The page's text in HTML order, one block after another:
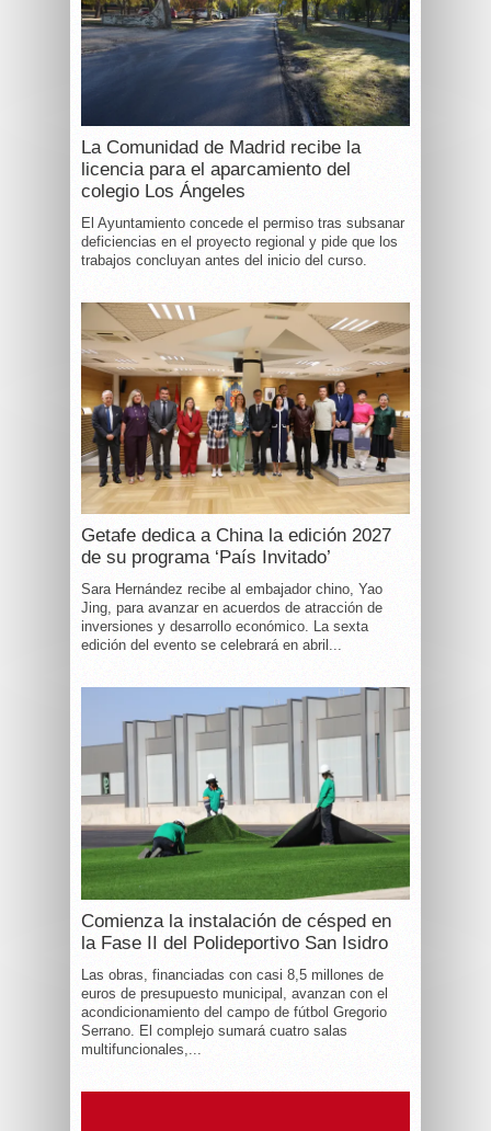
La Comunidad de Madrid recibe la
licencia para el aparcamiento del
colegio Los Ángeles
El Ayuntamiento concede el permiso tras subsanar
deficiencias en el proyecto regional y pide que los
trabajos concluyan antes del inicio del curso.
Getafe dedica a China la edición 2027
de su programa ‘País Invitado’
Sara Hernández recibe al embajador chino, Yao
Jing, para avanzar en acuerdos de atracción de
inversiones y desarrollo económico. La sexta
edición del evento se celebrará en abril...
Comienza la instalación de césped en
la Fase II del Polideportivo San Isidro
Las obras, financiadas con casi 8,5 millones de
euros de presupuesto municipal, avanzan con el
acondicionamiento del campo de fútbol Gregorio
Serrano. El complejo sumará cuatro salas
multifuncionales,...